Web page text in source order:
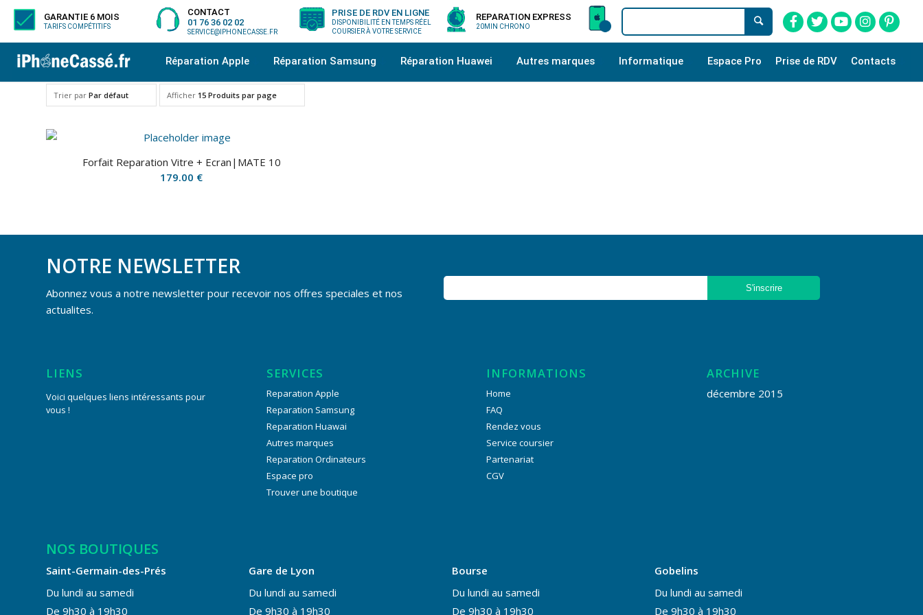
GARANTIE 6 MOIS
TARIFS COMPÉTITIFS
CONTACT
01 76 36 02 02
SERVICE@IPHONECASSE.FR
PRISE DE RDV EN LIGNE
DISPONIBILITÉ EN TEMPS RÉEL
COURSIER À VOTRE SERVICE
REPARATION EXPRESS
20MIN CHRONO
Réparation Apple Réparation Samsung Réparation Huawei Autres marques Informatique Espace Pro Prise de RDV Contacts
Trier par Par défaut Afficher 15 Produits par page
Forfait Reparation Vitre + Ecran|MATE 10
179.00 €
NOTRE NEWSLETTER
Abonnez vous a notre newsletter pour recevoir nos offres speciales et nos
actualites.
LIENS
Voici quelques liens intéressants pour
vous !
SERVICES
Reparation Apple
Reparation Samsung
Reparation Huawai
Autres marques
Reparation Ordinateurs
Espace pro
Trouver une boutique
INFORMATIONS
Home
FAQ
Rendez vous
Service coursier
Partenariat
CGV
ARCHIVE
décembre 2015
NOS BOUTIQUES
Saint-Germain-des-Prés
Du lundi au samedi
De 9h30 à 19h30
Gare de Lyon
Du lundi au samedi
De 9h30 à 19h30
Bourse
Du lundi au samedi
De 9h30 à 19h30
Gobelins
Du lundi au samedi
De 9h30 à 19h30